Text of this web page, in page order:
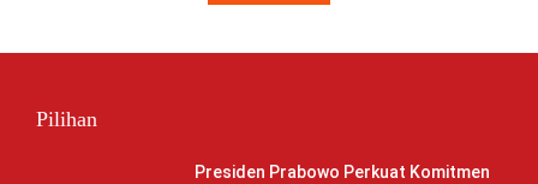
Pilihan
Presiden Prabowo Perkuat Komitmen